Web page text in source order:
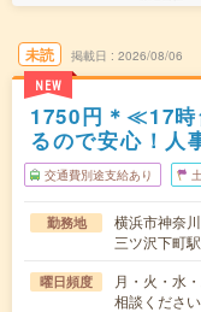
未読
NEW
掲載日 2026/08/06
1750円＊≪17
るので安心！人
交通費別途支給あり
勤務地
横浜市神奈
三ツ沢下町
曜日頻度
月・火・水
相談ください